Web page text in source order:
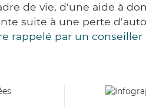
de vie, d'une aide à
suite à une perte
rappelé par un conseiller